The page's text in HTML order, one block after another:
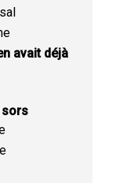
avait déjà
sors